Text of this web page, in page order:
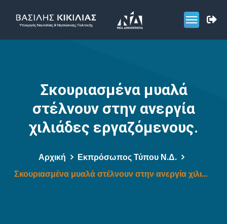
Σκουριασμένα μυαλά
στέλνουν στην ανεργία
χιλιάδες εργαζόμενους.
Αρχική
Εκπρόσωπος Τύπου Ν.Δ.
Σκουριασμένα μυαλά στέλνουν στην ανεργία χιλιάδες εργαζόμενους.